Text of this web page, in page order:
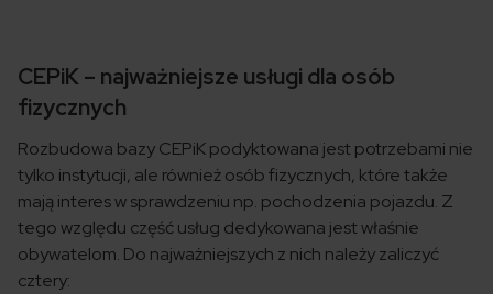
CEPiK – najważniejsze usługi dla osób
fizycznych
Rozbudowa bazy CEPiK podyktowana jest potrzebami nie
tylko instytucji, ale również osób fizycznych, które także
mają interes w sprawdzeniu np. pochodzenia pojazdu. Z
tego względu część usług dedykowana jest właśnie
obywatelom. Do najważniejszych z nich należy zaliczyć
cztery: